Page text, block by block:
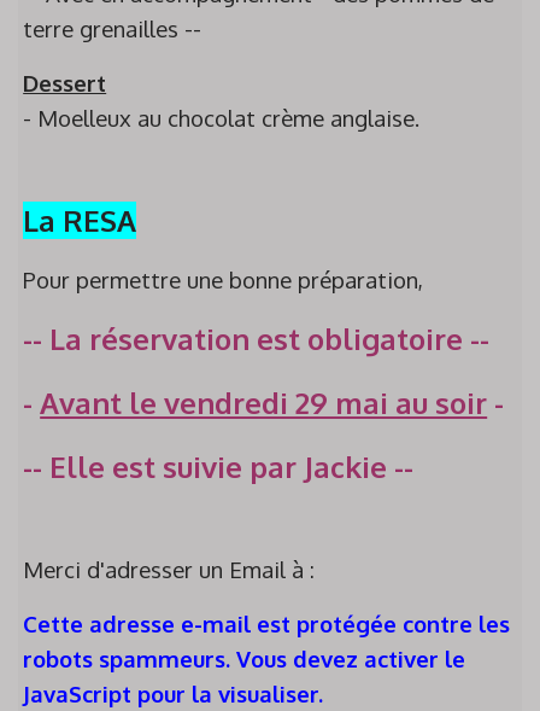
terre grenailles --
Dessert
- Moelleux au chocolat crème anglaise.
La RESA
Pour permettre une bonne préparation,
-- La réservation est obligatoire --
-Avant le vendredi 29 mai au soir -
-- Elle est suivie par Jackie --
Merci d'adresser un Email à :
Cette adresse e-mail est protégée contre les
robots spammeurs. Vous devez activer le
JavaScript pour la visualiser.